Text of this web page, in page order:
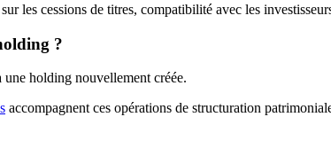
les cessions de titres, compatibilité avec les
?
holding nouvellement créée.
accompagnent ces opérations de structuration